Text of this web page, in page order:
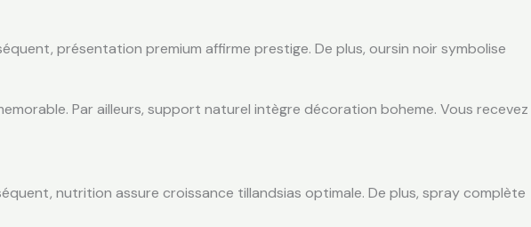
présentation premium affirme prestige. De plus, oursin noir symbolise
Par ailleurs, support naturel intègre décoration boheme. Vous recevez
nutrition assure croissance tillandsias optimale. De plus, spray complète